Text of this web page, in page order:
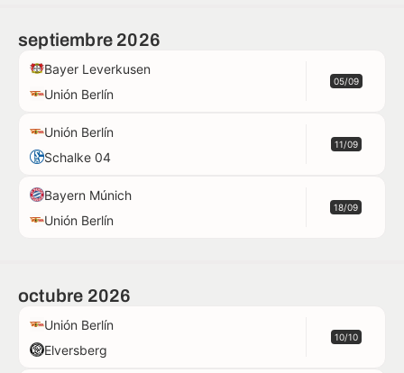
septiembre 2026
Bayer Leverkusen
Unión Berlín
05/09
Unión Berlín
Schalke 04
11/09
Bayern Múnich
Unión Berlín
18/09
octubre 2026
Unión Berlín
Elversberg
10/10